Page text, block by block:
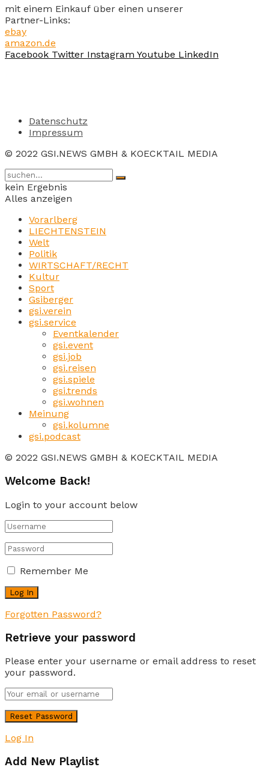
mit einem Einkauf über einen unserer
Partner-Links:
ebay
amazon.de
Facebook Twitter Instagram Youtube LinkedIn
Datenschutz
Impressum
© 2022 GSI.NEWS GMBH & KOECKTAIL MEDIA
kein Ergebnis
Alles anzeigen
Vorarlberg
LIECHTENSTEIN
Welt
Politik
WIRTSCHAFT/RECHT
Kultur
Sport
Gsiberger
gsi.verein
gsi.service
Eventkalender
gsi.event
gsi.job
gsi.reisen
gsi.spiele
gsi.trends
gsi.wohnen
Meinung
gsi.kolumne
gsi.podcast
© 2022 GSI.NEWS GMBH & KOECKTAIL MEDIA
Welcome Back!
Login to your account below
Remember Me
Forgotten Password?
Retrieve your password
Please enter your username or email address to reset
your password.
Log In
Add New Playlist